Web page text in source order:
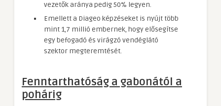
vezetők aránya pedig 50% legyen.
Emellett a Diageo képzéseket is nyújt több
mint 1,7 millió embernek, hogy elősegítse
egy befogadó és virágzó vendéglátó
szektor megteremtését.
Fenntarthatóság a gabonától a
pohárig